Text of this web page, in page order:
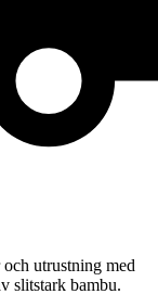
utrustning med
slitstark bambu.